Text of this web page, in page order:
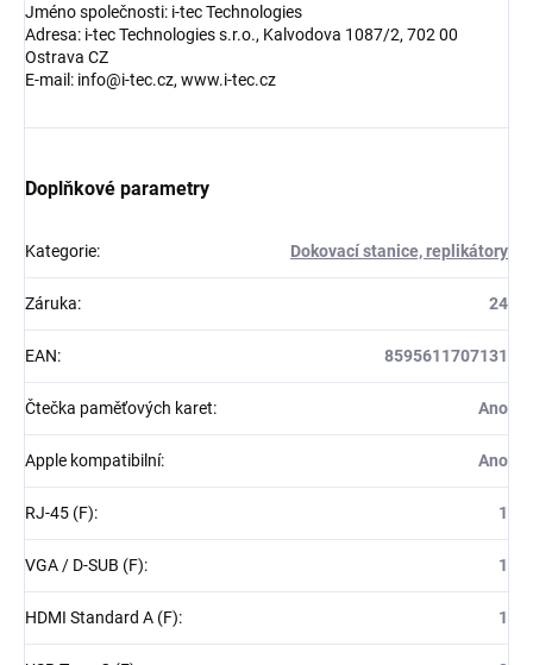
Jméno společnosti: i-tec Technologies
Adresa: i-tec Technologies s.r.o., Kalvodova 1087/2, 702 00
Ostrava CZ
E-mail: info@i-tec.cz, www.i-tec.cz
Doplňkové parametry
Kategorie: Dokovací stanice, replikátory
Záruka: 24
EAN: 8595611707131
Čtečka paměťových karet: Ano
Apple kompatibilní: Ano
RJ-45 (F): 1
VGA / D-SUB (F): 1
HDMI Standard A (F): 1